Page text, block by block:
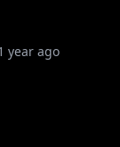
year ago